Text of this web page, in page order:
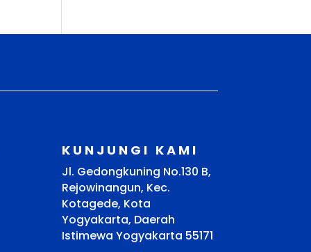
KUNJUNGI KAMI
Jl. Gedongkuning No.130 B,
Rejowinangun, Kec.
Kotagede, Kota
Yogyakarta, Daerah
Istimewa Yogyakarta 55171